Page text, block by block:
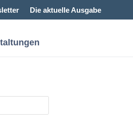
Die aktuelle Ausgabe